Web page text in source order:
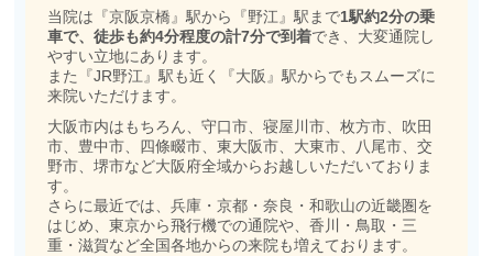
当院は『京阪京橋』駅から『野江』駅まで1駅約2分の乗
車で、徒歩も約4分程度の計7分で到着でき、大変通院し
やすい立地にあります。
また『JR野江』駅も近く『大阪』駅からでもスムーズに
来院いただけます。
大阪市内はもちろん、守口市、寝屋川市、枚方市、吹田
市、豊中市、四條畷市、東大阪市、大東市、八尾市、交
野市、堺市など大阪府全域からお越しいただいておりま
す。
さらに最近では、兵庫・京都・奈良・和歌山の近畿圏を
はじめ、東京から飛行機での通院や、香川・鳥取・三
重・滋賀など全国各地からの来院も増えております。